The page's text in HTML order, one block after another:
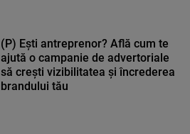
(P) Ești antreprenor? Află cum te
ajută o campanie de advertoriale
să crești vizibilitatea și încrederea
brandului tău